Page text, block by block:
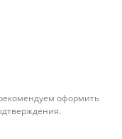
оформить